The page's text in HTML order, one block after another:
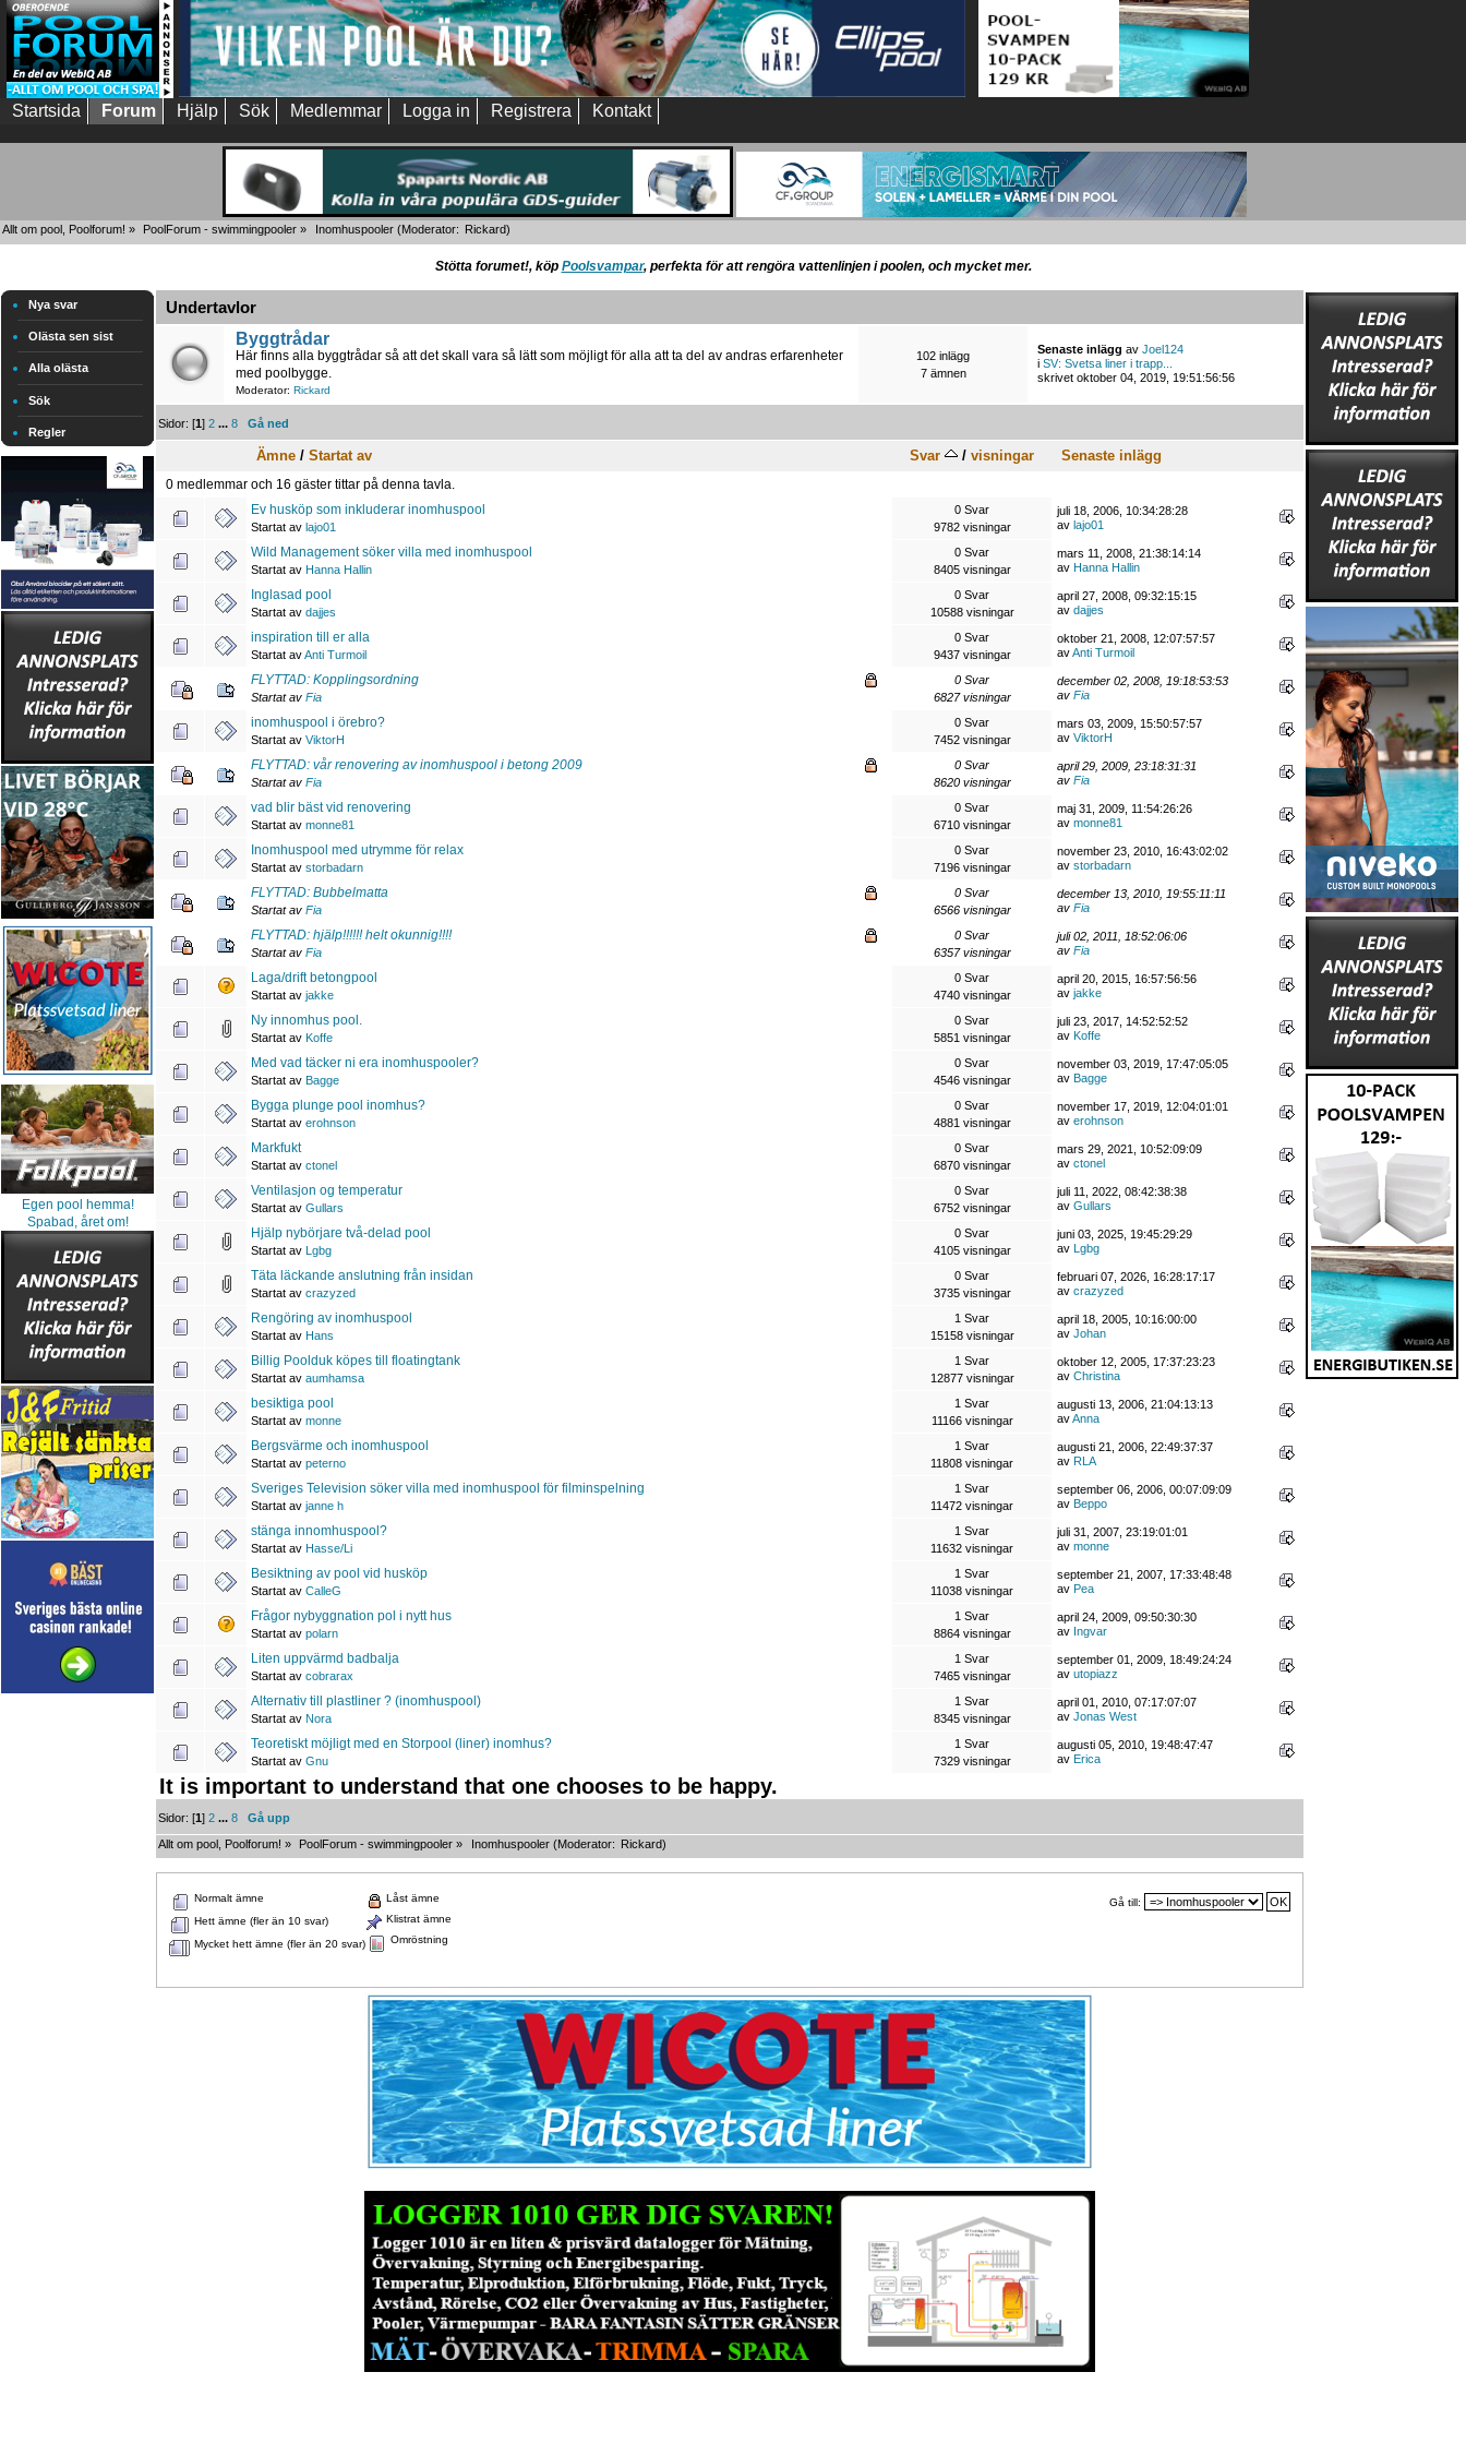
Startsida Forum Hjälp Sök Medlemmar Logga in Registrera Kontakt
Allt om pool, Poolforum! » PoolForum - swimmingpooler » Inomhuspooler(Moderator: Rickard)
Stötta forumet!, köp Poolsvampar, perfekta för att rengöra vattenlinjen i poolen, och mycket mer.
Nya svar
Olästa sen sist
Alla olästa
Sök
Regler
Egen pool hemma!
Spabad, året om!
Undertavlor
Byggtrådar
Här finns alla byggtrådar så att det skall vara så lätt som möjligt för alla att ta del av andras erfarenheter
med poolbygge.
Moderator: Rickard
102 inlägg
7 ämnen
Senaste inlägg avJoel124
iSV: Svetsa liner i trapp...
skrivet oktober 04, 2019, 19:51:56:56
Sidor: [1]2 ...8 Gå ned
Ämne /Startat av Svar / visningar Senaste inlägg
0 medlemmar och 16 gäster tittar på denna tavla.
Ev husköp som inkluderar inomhuspool
Startat av lajo01
0 Svar
9782 visningar
juli 18, 2006, 10:34:28:28
av lajo01
Wild Management söker villa med inomhuspool
Startat av Hanna Hallin
0 Svar
8405 visningar
mars 11, 2008, 21:38:14:14
av Hanna Hallin
Inglasad pool
Startat av dajjes
0 Svar
10588 visningar
april 27, 2008, 09:32:15:15
av dajjes
inspiration till er alla
Startat avAnti Turmoil
0 Svar
9437 visningar
oktober 21, 2008, 12:07:57:57
avAnti Turmoil
FLYTTAD: Kopplingsordning
Startat av Fia
0 Svar
6827 visningar
december 02, 2008, 19:18:53:53
av Fia
inomhuspool i örebro?
Startat av ViktorH
0 Svar
7452 visningar
mars 03, 2009, 15:50:57:57
av ViktorH
FLYTTAD: vår renovering av inomhuspool i betong 2009
Startat av Fia
0 Svar
8620 visningar
april 29, 2009, 23:18:31:31
av Fia
vad blir bäst vid renovering
Startat av monne81
0 Svar
6710 visningar
maj 31, 2009, 11:54:26:26
av monne81
Inomhuspool med utrymme för relax
Startat av storbadarn
0 Svar
7196 visningar
november 23, 2010, 16:43:02:02
av storbadarn
FLYTTAD: Bubbelmatta
Startat av Fia
0 Svar
6566 visningar
december 13, 2010, 19:55:11:11
av Fia
FLYTTAD: hjälp!!!!!! helt okunnig!!!!
Startat av Fia
0 Svar
6357 visningar
juli 02, 2011, 18:52:06:06
av Fia
Laga/drift betongpool
Startat av jakke
0 Svar
4740 visningar
april 20, 2015, 16:57:56:56
av jakke
Ny innomhus pool.
Startat av Koffe
0 Svar
5851 visningar
juli 23, 2017, 14:52:52:52
av Koffe
Med vad täcker ni era inomhuspooler?
Startat av Bagge
0 Svar
4546 visningar
november 03, 2019, 17:47:05:05
av Bagge
Bygga plunge pool inomhus?
Startat av erohnson
0 Svar
4881 visningar
november 17, 2019, 12:04:01:01
av erohnson
Markfukt
Startat av ctonel
0 Svar
6870 visningar
mars 29, 2021, 10:52:09:09
av ctonel
Ventilasjon og temperatur
Startat av Gullars
0 Svar
6752 visningar
juli 11, 2022, 08:42:38:38
av Gullars
Hjälp nybörjare två-delad pool
Startat av Lgbg
0 Svar
4105 visningar
juni 03, 2025, 19:45:29:29
av Lgbg
Täta läckande anslutning från insidan
Startat av crazyzed
0 Svar
3735 visningar
februari 07, 2026, 16:28:17:17
av crazyzed
Rengöring av inomhuspool
Startat av Hans
1 Svar
15158 visningar
april 18, 2005, 10:16:00:00
av Johan
Billig Poolduk köpes till floatingtank
Startat av aumhamsa
1 Svar
12877 visningar
oktober 12, 2005, 17:37:23:23
av Christina
besiktiga pool
Startat av monne
1 Svar
11166 visningar
augusti 13, 2006, 21:04:13:13
avAnna
Bergsvärme och inomhuspool
Startat av peterno
1 Svar
11808 visningar
augusti 21, 2006, 22:49:37:37
av RLA
Sveriges Television söker villa med inomhuspool för filminspelning
Startat av janne h
1 Svar
11472 visningar
september 06, 2006, 00:07:09:09
av Beppo
stänga innomhuspool?
Startat av Hasse/Li
1 Svar
11632 visningar
juli 31, 2007, 23:19:01:01
av monne
Besiktning av pool vid husköp
Startat av CalleG
1 Svar
11038 visningar
september 21, 2007, 17:33:48:48
av Pea
Frågor nybyggnation pol i nytt hus
Startat av polarn
1 Svar
8864 visningar
april 24, 2009, 09:50:30:30
av Ingvar
Liten uppvärmd badbalja
Startat av cobrarax
1 Svar
7465 visningar
september 01, 2009, 18:49:24:24
av utopiazz
Alternativ till plastliner ? (inomhuspool)
Startat av Nora
1 Svar
8345 visningar
april 01, 2010, 07:17:07:07
av Jonas West
Teoretiskt möjligt med en Storpool (liner) inomhus?
Startat av Gnu
1 Svar
7329 visningar
augusti 05, 2010, 19:48:47:47
av Erica
It is important to understand that one chooses to be happy.
Sidor: [1]2 ...8
Gå upp
Allt om pool, Poolforum! » PoolForum - swimmingpooler » Inomhuspooler(Moderator: Rickard)
Gå till:
Normalt ämne
Hett ämne (fler än 10 svar)
Mycket hett ämne (fler än 20 svar)
Låst ämne
Klistrat ämne
Omröstning